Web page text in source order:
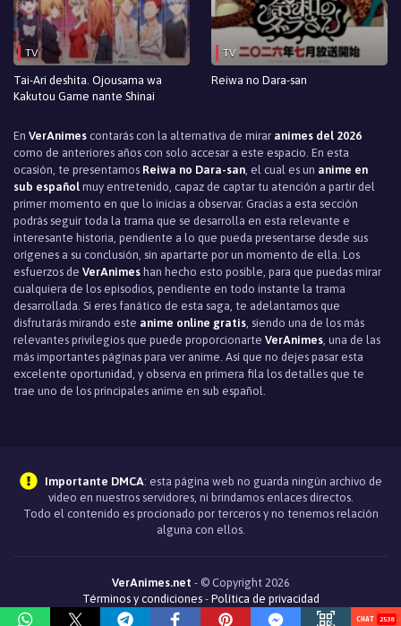
TV
Tai-Ari deshita. Ojousama wa
Kakutou Game nante Shinai
TV
Reiwa no Dara-san
En VerAnimes contarás con la alternativa de mirar animes del 2026
como de anteriores años con solo accesar a este espacio. En esta
ocasión, te presentamos Reiwa no Dara-san , el cual es un anime en
sub español muy entretenido, capaz de captar tu atención a partir del
primer momento en que lo inicias a observar. Gracias a esta sección
podrás seguir toda la trama que se desarrolla en esta relevante e
interesante historia, pendiente a lo que pueda presentarse desde sus
orígenes a su conclusión, sin apartarte por un momento de ella. Los
esfuerzos de VerAnimes han hecho esto posible, para que puedas mirar
cualquiera de los episodios, pendiente en todo instante la trama
desarrollada. Si eres fanático de esta saga, te adelantamos que
disfrutarás mirando este anime online gratis , siendo una de los más
relevantes privilegios que puede proporcionarte VerAnimes , una de las
más importantes páginas para ver anime. Así que no dejes pasar esta
excelente oportunidad, y observa en primera fila los detalles que te
trae uno de los principales anime en sub español.
Importante DMCA: esta página web no guarda ningún archivo de
video en nuestros servidores, ni brindamos enlaces directos.
Todo el contenido es procionado por terceros y no tenemos relación
alguna con ellos.
VerAnimes.net - © Copyright 2026
Términos y condiciones- Política de privacidad
2536